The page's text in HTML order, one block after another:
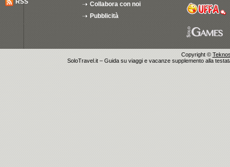
RSS
Collabora con noi
Pubblicità
Copyright ©
SoloTravel.it – Guida su viaggi e vacanze supplemento alla